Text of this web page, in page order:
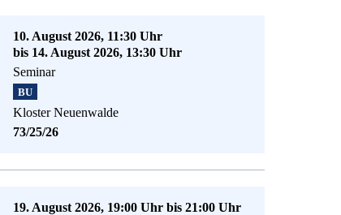
10. August 2026, 11:30 Uhr
bis 14. August 2026, 13:30 Uhr
Seminar
BU
Kloster Neuenwalde
73/25/26
19. August 2026, 19:00 Uhr bis 21:00 Uhr